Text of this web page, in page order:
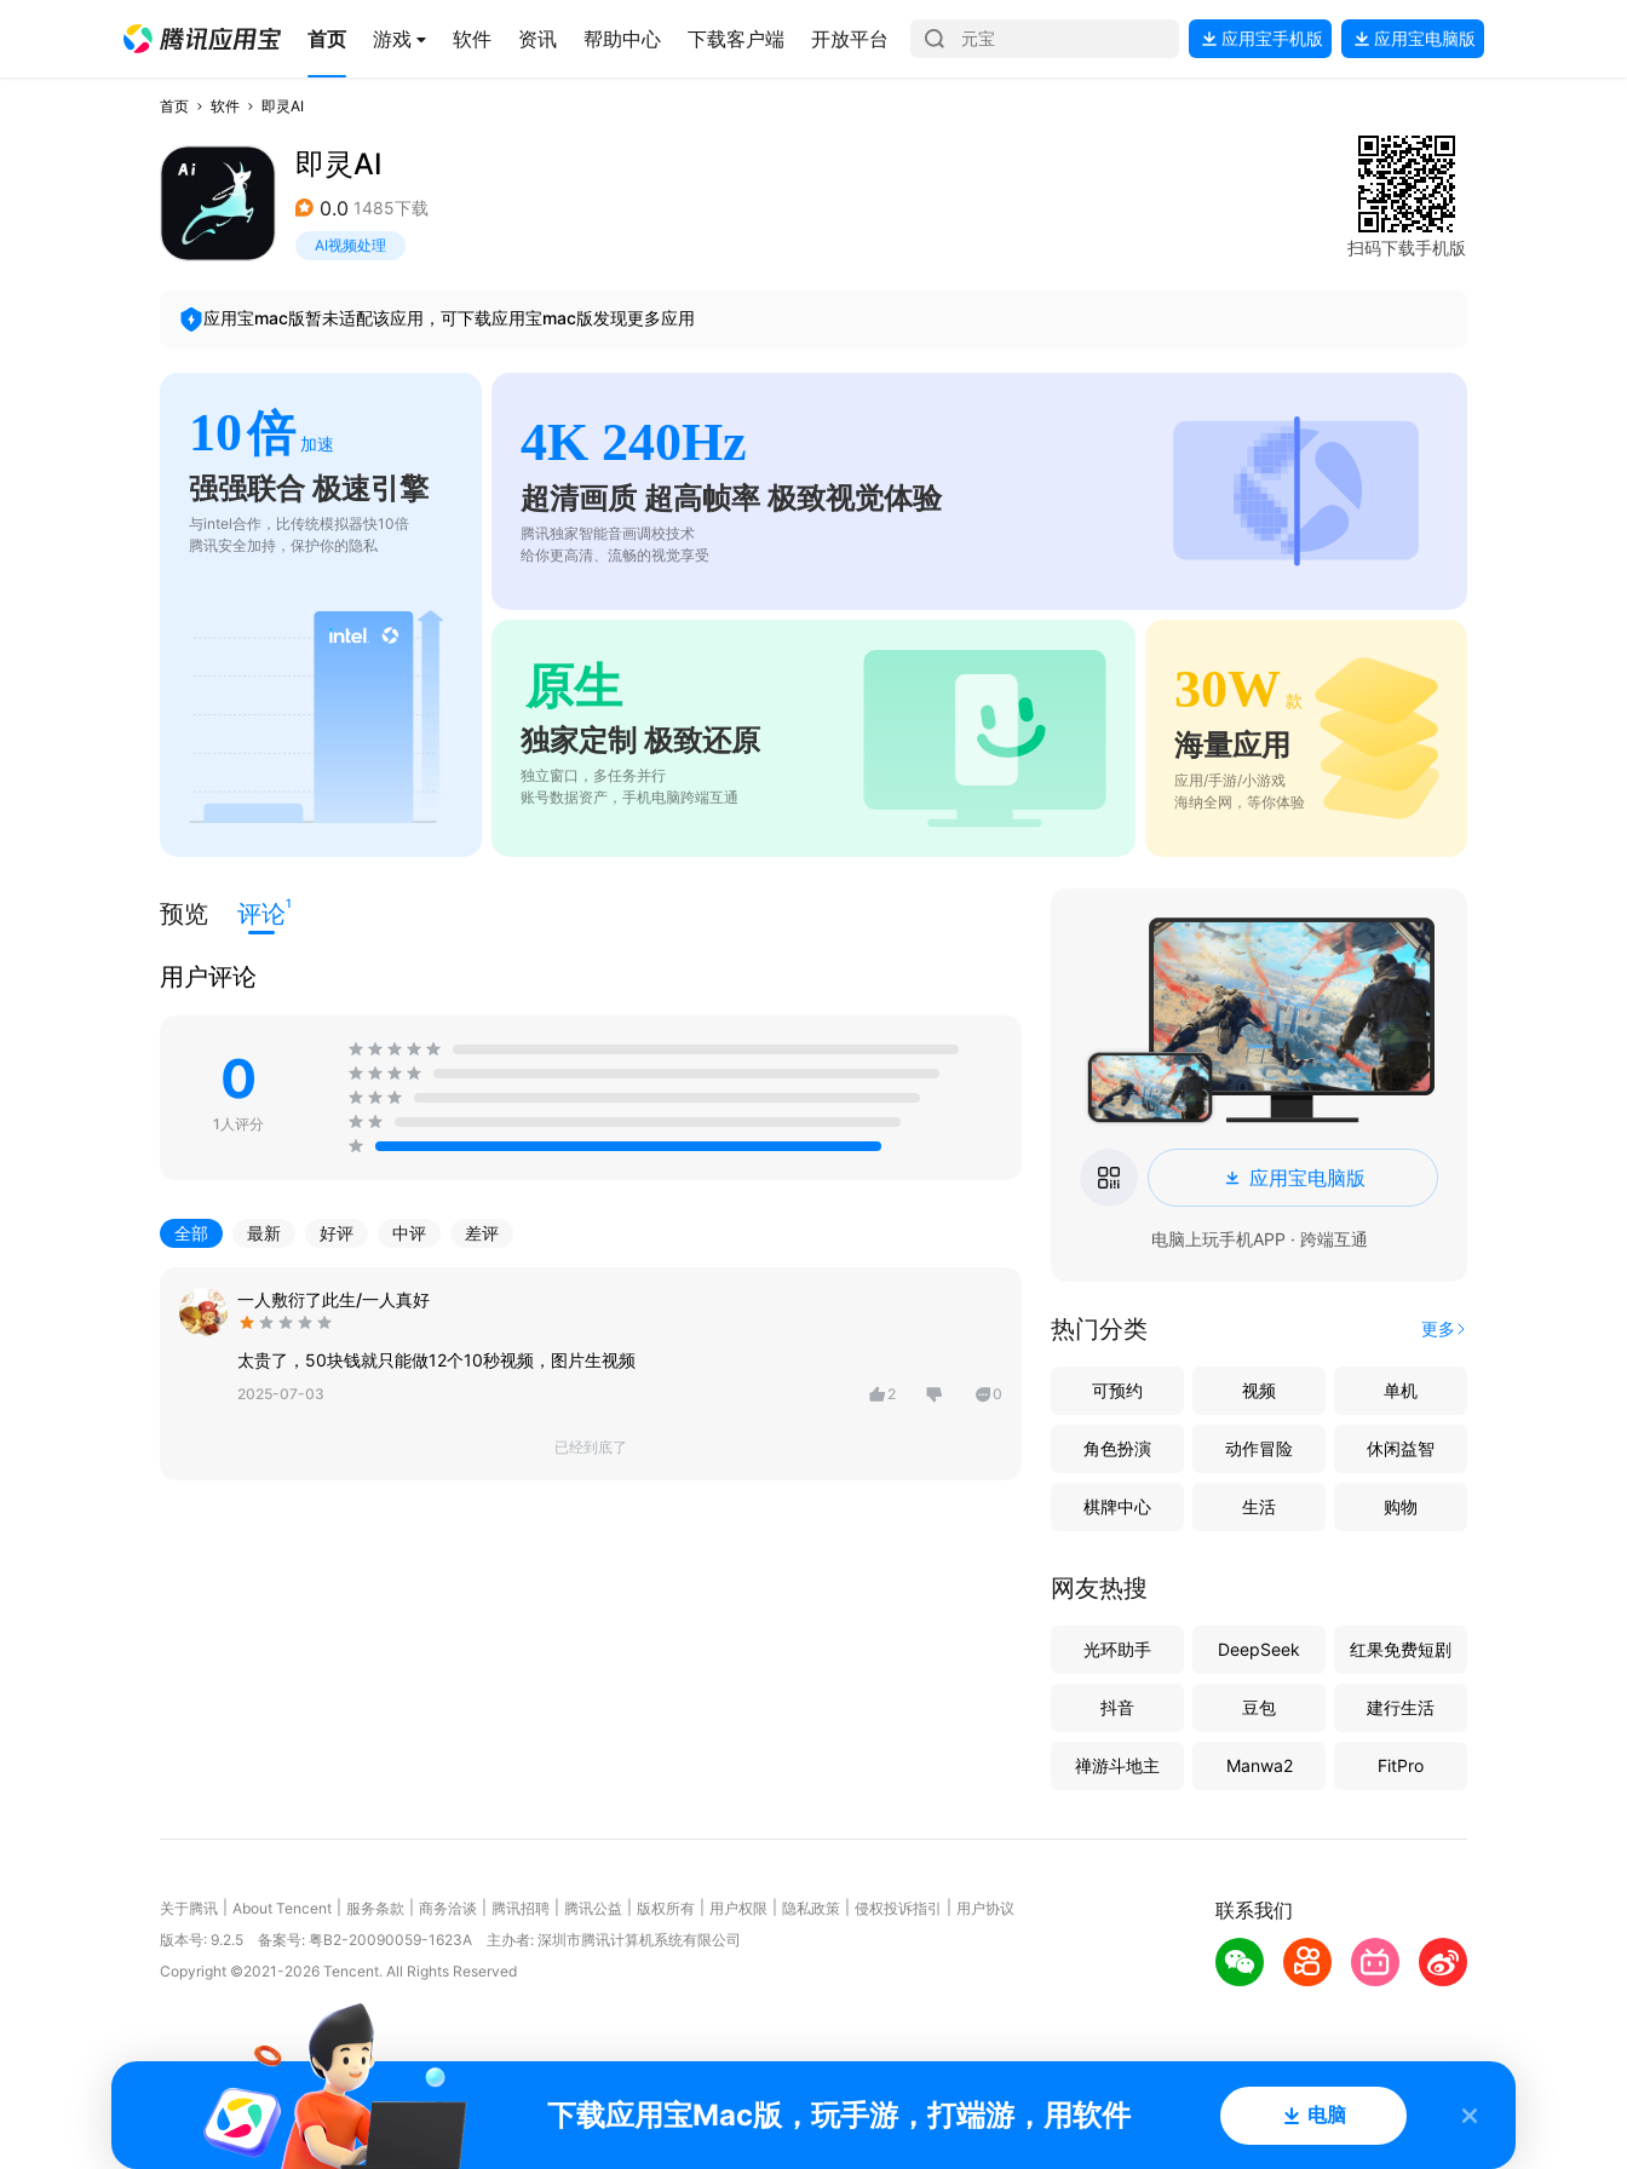
首页 游戏 软件 资讯 帮助中心 下载客户端 开放平台 应用宝手机版 应用宝电脑版
首页 软件 即灵AI
即灵AI
0.0 1485下载
AI视频处理 扫码下载手机版
应用宝mac版暂未适配该应用，可下载应用宝mac版发现更多应用
10倍 加速
强强联合 极速引擎
与intel合作，比传统模拟器快10倍
腾讯安全加持，保护你的隐私
4K 240Hz
超清画质 超高帧率 极致视觉体验
腾讯独家智能音画调校技术
给你更高清、流畅的视觉享受
原生
独家定制 极致还原
独立窗口，多任务并行
账号数据资产，手机电脑跨端互通
30W 款
海量应用
应用/手游/小游戏
海纳全网，等你体验
预览 评论1
用户评论
0
1人评分
全部 最新 好评 中评 差评
一人敷衍了此生/一人真好
太贵了，50块钱就只能做12个10秒视频，图片生视频
2025-07-03 2 0
已经到底了
应用宝电脑版
电脑上玩手机APP · 跨端互通
热门分类 更多
可预约 视频 单机
角色扮演 动作冒险 休闲益智
棋牌中心 生活 购物
网友热搜
光环助手 DeepSeek 红果免费短剧
抖音 豆包 建行生活
禅游斗地主 Manwa2 FitPro
联系我们
关于腾讯 About Tencent 服务条款 商务洽谈 腾讯招聘 腾讯公益 版权所有 用户权限 隐私政策 侵权投诉指引
用户协议
版本号: 9.2.5 备案号: 粤B2-20090059-1623A
主办者: 深圳市腾讯计算机系统有限公司
Copyright ©2021-2026 Tencent. All Rights Reserved
下载应用宝Mac版，玩手游，打端游，用软件 电脑